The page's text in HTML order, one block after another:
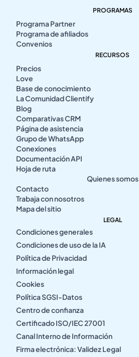
PROGRAMAS
Programa Partner
Programa de afiliados
Convenios
RECURSOS
Precios
Love
Base de conocimiento
La Comunidad Clientify
Blog
Comparativas CRM
Página de asistencia
Grupo de WhatsApp
Conexiones
Documentación API
Hoja de ruta
Quienes somos
Contacto
Trabaja con nosotros
Mapa del sitio
LEGAL
Condiciones generales
Condiciones de uso de la IA
Política de Privacidad
Información legal
Cookies
Política SGSI-Datos
Centro de confianza
Certificado ISO/IEC 27001
Canal Interno de Información
Firma electrónica: Validez Legal